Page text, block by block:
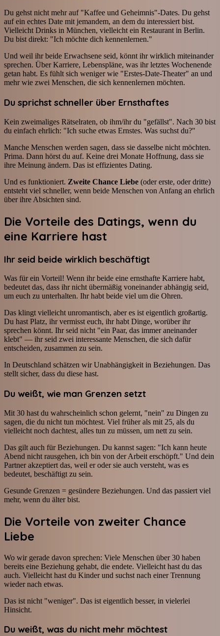
Du gehst nicht mehr auf "Kaffee und Geheimnis"-Dates. Du gehst
auf ein echtes Date mit jemandem, an dem du interessiert bist.
Vielleicht Drinks in München, vielleicht ein Restaurant in Berlin.
Du bist direkt: "Ich möchte dich kennenlernen."
Und weil ihr beide Erwachsene seid, könnt ihr wirklich miteinander
sprechen. Über Karriere, Lebenspläne, was ihr letztes Wochenende
getan habt. Es fühlt sich weniger wie "Erstes-Date-Theater" an und
mehr wie zwei Menschen, die sich kennenlernen möchten.
Du sprichst schneller über Ernsthaftes
Kein zweimaliges Rätselraten, ob ihm/ihr du "gefällst". Nach 30 bist
du einfach ehrlich: "Ich suche etwas Ernstes. Was suchst du?"
Manche Menschen werden sagen, dass sie dasselbe nicht möchten.
Prima. Dann hörst du auf. Keine drei Monate Hoffnung, dass sie
ihre Meinung ändern. Das ist effizientes Dating.
Und es funktioniert. Zweite Chance Liebe (oder erste, oder dritte)
entsteht viel schneller, wenn beide Menschen von Anfang an ehrlich
über ihre Absichten sind.
Die Vorteile des Datings, wenn du
eine Karriere hast
Ihr seid beide wirklich beschäftigt
Was für ein Vorteil! Wenn ihr beide eine ernsthafte Karriere habt,
bedeutet das, dass ihr nicht übermäßig voneinander abhängig seid,
um euch zu unterhalten. Ihr habt beide viel um die Ohren.
Das klingt vielleicht unromantisch, aber es ist eigentlich großartig.
Du hast Platz, ihr vermisst euch, ihr habt Dinge, worüber ihr
sprechen könnt. Ihr seid nicht "ein Paar, das immer aneinander
klebt" — ihr seid zwei interessante Menschen, die sich dafür
entscheiden, zusammen zu sein.
In Deutschland schätzen wir Unabhängigkeit in Beziehungen. Das
stellt sicher, dass du diese hast.
Du weißt, wie man Grenzen setzt
Mit 30 hast du wahrscheinlich schon gelernt, "nein" zu Dingen zu
sagen, die du nicht tun möchtest. Viel früher als mit 25, als du
vielleicht noch dachtest, alles tun zu müssen, um nett zu sein.
Das gilt auch für Beziehungen. Du kannst sagen: "Ich kann heute
Abend nicht rausgehen, ich bin von der Arbeit erschöpft." Und dein
Partner akzeptiert das, weil er oder sie auch versteht, was es
bedeutet, beschäftigt zu sein.
Gesunde Grenzen = gesündere Beziehungen. Und das passiert viel
mehr, wenn du älter bist.
Die Vorteile von zweiter Chance
Liebe
Wo wir gerade davon sprechen: Viele Menschen über 30 haben
bereits eine Beziehung gehabt, die endete. Vielleicht hast du das
auch. Vielleicht hast du Kinder und suchst nach einer Trennung
wieder nach etwas.
Das ist nicht "weniger". Das ist eigentlich besser, in vielerlei
Hinsicht.
Du weißt, was du nicht mehr möchtest